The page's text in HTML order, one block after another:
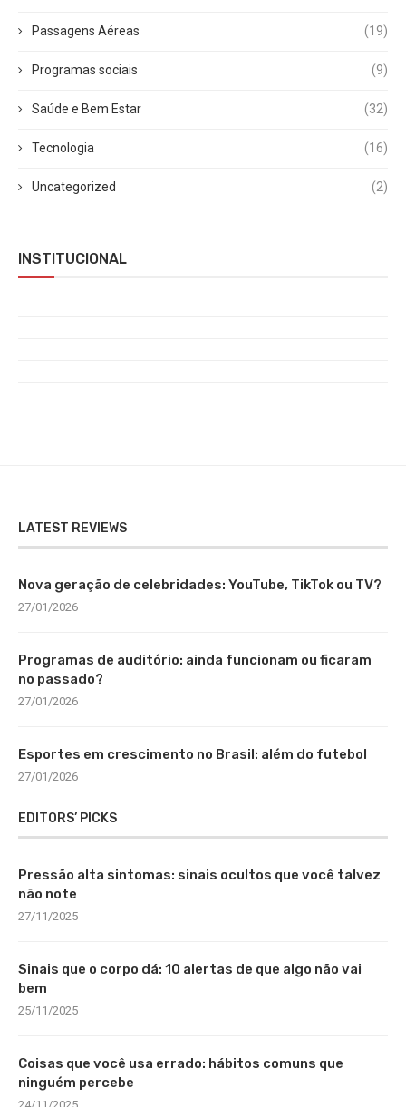
Passagens Aéreas (19)
Programas sociais (9)
Saúde e Bem Estar (32)
Tecnologia (16)
Uncategorized (2)
INSTITUCIONAL
LATEST REVIEWS
Nova geração de celebridades: YouTube, TikTok ou TV?
27/01/2026
Programas de auditório: ainda funcionam ou ficaram
no passado?
27/01/2026
Esportes em crescimento no Brasil: além do futebol
27/01/2026
EDITORS’ PICKS
Pressão alta sintomas: sinais ocultos que você talvez
não note
27/11/2025
Sinais que o corpo dá: 10 alertas de que algo não vai
bem
25/11/2025
Coisas que você usa errado: hábitos comuns que
ninguém percebe